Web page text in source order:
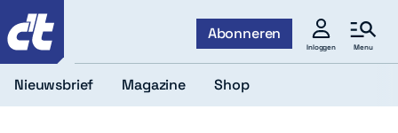
Abonneren
Inloggen Menu
Nieuwsbrief Magazine Shop